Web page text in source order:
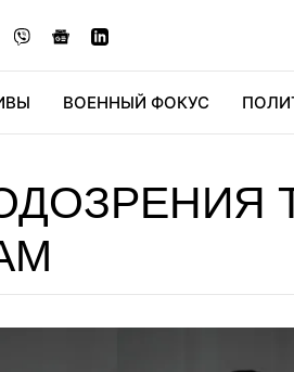
ВОЕННЫЙ ФОКУС